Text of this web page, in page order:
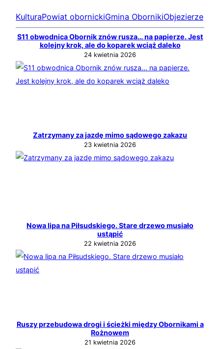
KulturaPowiat obornickiGmina ObornikiObjezierze
S11 obwodnica Obornik znów rusza… na papierze. Jest
kolejny krok, ale do koparek wciąż daleko
24 kwietnia 2026
Zatrzymany za jazdę mimo sądowego zakazu
23 kwietnia 2026
Nowa lipa na Piłsudskiego. Stare drzewo musiało
ustąpić
22 kwietnia 2026
Ruszy przebudowa drogi i ścieżki między Obornikami a
Rożnowem
21 kwietnia 2026